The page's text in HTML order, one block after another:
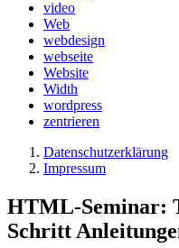
video
Web
webdesign
webseite
Website
Width
wordpress
zentrieren
Datenschutzerklärung
Impressum
HTML-Seminar:
Schritt